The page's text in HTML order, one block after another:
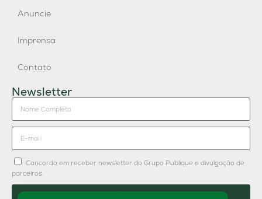
Anuncie
Imprensa
Contato
Newsletter
Concordo em receber newsletter do Grupo Publique e divulgação de
parceiros.